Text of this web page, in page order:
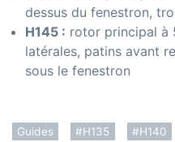
dessus du fenestron,
H145 : rotor principal à
latérales, patins avant
sous le fenestron
Guides #H135 #H140